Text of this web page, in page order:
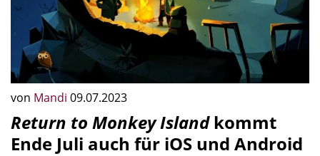
von Mandi 09.07.2023
Return to Monkey Islandkommt
Ende Juli auch für iOS und Android